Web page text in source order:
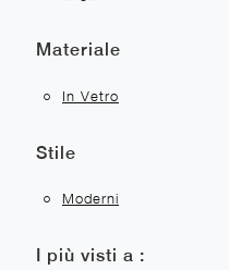
Materiale
In Vetro
Stile
Moderni
I più visti a :